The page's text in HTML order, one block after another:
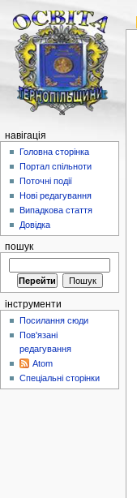
навігація
Головна сторінка
Портал спільноти
Поточні події
Нові редагування
Випадкова стаття
Довідка
пошук
інструменти
Посилання сюди
Пов'язані
редагування
Atom
Спеціальні сторінки